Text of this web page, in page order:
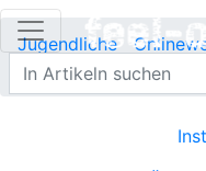
Jugendliche
Verschwörungstheorien